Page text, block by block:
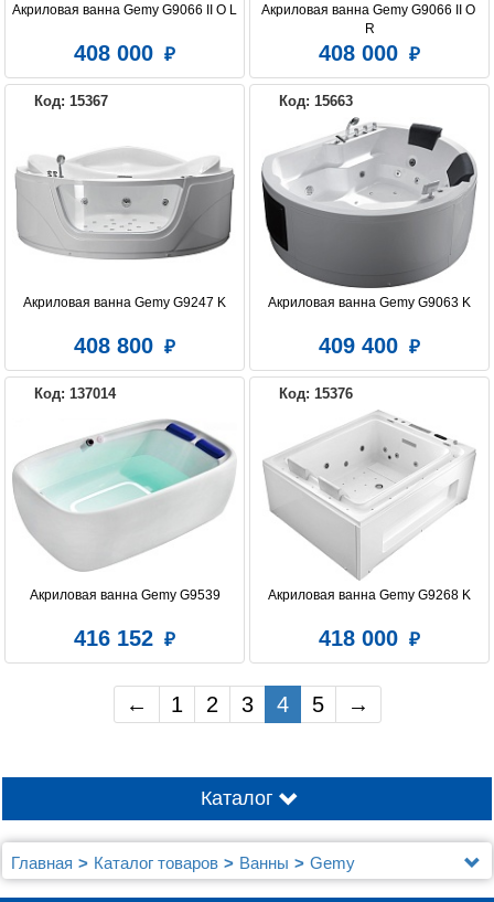
Акриловая ванна Gemy G9066 II O L
408 000
Акриловая ванна Gemy G9066 II O
R
408 000
Код: 15367
Акриловая ванна Gemy G9247 K
408 800
Код: 15663
Акриловая ванна Gemy G9063 K
409 400
Код: 137014
Акриловая ванна Gemy G9539
416 152
Код: 15376
Акриловая ванна Gemy G9268 K
418 000
← 1 2 3 4 5 →
Каталог
Главная Каталог товаров Ванны Gemy